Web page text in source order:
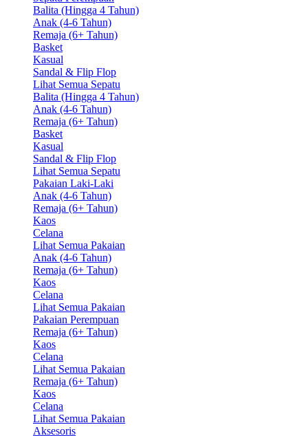
Balita (Hingga 4 Tahun)
Anak (4-6 Tahun)
Remaja (6+ Tahun)
Basket
Kasual
Sandal & Flip Flop
Lihat Semua Sepatu
Balita (Hingga 4 Tahun)
Anak (4-6 Tahun)
Remaja (6+ Tahun)
Basket
Kasual
Sandal & Flip Flop
Lihat Semua Sepatu
Pakaian Laki-Laki
Anak (4-6 Tahun)
Remaja (6+ Tahun)
Kaos
Celana
Lihat Semua Pakaian
Anak (4-6 Tahun)
Remaja (6+ Tahun)
Kaos
Celana
Lihat Semua Pakaian
Pakaian Perempuan
Remaja (6+ Tahun)
Kaos
Celana
Lihat Semua Pakaian
Remaja (6+ Tahun)
Kaos
Celana
Lihat Semua Pakaian
Aksesoris